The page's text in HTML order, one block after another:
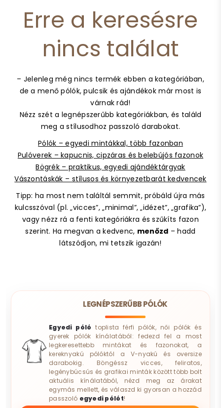
Erre a keresésre
nincs találat
– Jelenleg még nincs termék ebben a kategóriában,
de a menő pólók, pulcsik és ajándékok már most is
várnak rád!
Nézz szét a legnépszerűbb kategóriákban, és találd
meg a stílusodhoz passzoló darabokat.
Pólók – egyedi mintákkal, több fazonban
Pulóverek – kapucnis, cipzáras és belebújós fazonok
Bögrék – praktikus, egyedi ajándéktárgyak
Vászontáskák – stílusos és környezetbarát kedvencek
Tipp: ha most nem találtál semmit, próbáld újra más
kulcsszóval (pl. „vicces”, „minimal”, „idézet”, „grafika”),
vagy nézz rá a fenti kategóriákra és szűkíts fazon
szerint. Ha megvan a kedvenc, menőzd – hadd
látszódjon, mi tetszik igazán!
LEGNÉPSZERŰBB PÓLÓK
Egyedi póló toplista férfi pólók, női pólók és
gyerek pólók kínálatából: fedezd fel a most
legkeresettebb mintákat és fazonokat, a
kereknyakú pólóktól a V-nyakú és oversize
darabokig. Böngéssz vicces, feliratos,
legénybúcsús és grafikai minták között több bolt
aktuális kínálatából, nézd meg az árakat
egymás mellett, és válaszd ki gyorsan a hozzád
passzoló egyedi pólót!